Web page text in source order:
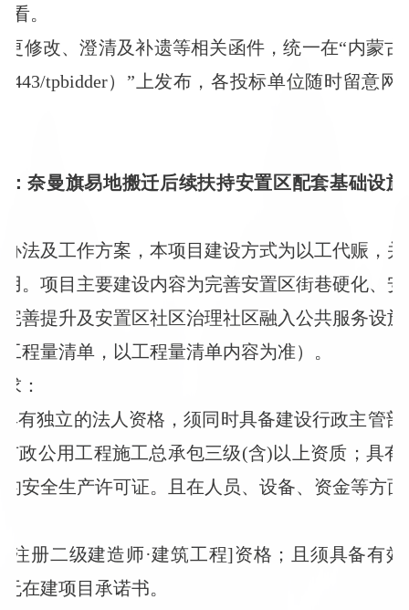
。
修改、澄清及补遗等相关函件，统一在“内蒙
tpbidder）”上发布，各投标单位随时留意
：奈曼旗易地搬迁后续扶持安置区配套基础设
法及工作方案，本项目建设方式为以工代赈，
。项目主要建设内容为完善安置区街巷硬化、
善提升及安置区社区治理社区融入公共服务设
程量清单，以工程量清单内容为准）。
：
有独立的法人资格，须同时具备建设行政主管
政公用工程施工总承包三级(含)以上资质；具
安全生产许可证。且在人员、设备、资金等方
注册二级建造师·建筑工程]资格；且须具备有
在建项目承诺书。